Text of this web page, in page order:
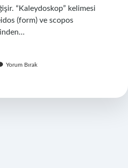
“Kaleydoskop” kelimesi
(form) ve scopos
Yorum Bırak